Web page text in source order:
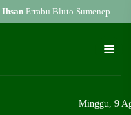
Errabu Bluto Sumenep
Minggu, 9